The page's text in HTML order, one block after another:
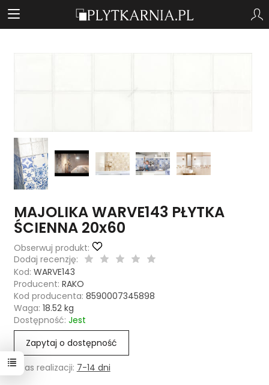
MAJOLIKA WARVE143 PŁYTKA
ŚCIENNA 20x60
Obserwuj produkt:
Dodaj recenzję:
Kod: WARVE143
Producent: RAKO
Kod producenta: 8590007345898
Waga: 18.52kg
Dostępność: Jest
Zapytaj o dostępność
Czas realizacji: 7-14 dni